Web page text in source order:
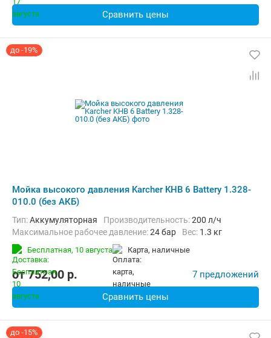
Сравнить цены
до -19%
Мойка высокого давления Karcher KHB 6 Battery 1.328-
010.0 (без АКБ)
Тип:Аккумуляторная Производительность:200 л/ч
Максимальное рабочее давление:24 бар Вес: 1.3 кг
Бесплатная, 10 августа карта, наличные
от752,00 p. 7 предложений
Сравнить цены
до -15%